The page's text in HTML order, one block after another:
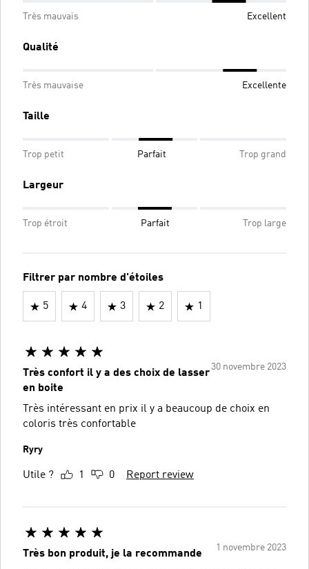
Très mauvais Excellent
Qualité
Très mauvaise Excellente
Taille
Trop petit Parfait Trop grand
Largeur
Trop étroit Parfait Trop large
Filtrer par nombre d'étoiles
5 4 3 2 1
30 novembre 2023
Très confort il y a des choix de lasser
en boite
Très intéressant en prix il y a beaucoup de choix en
coloris très confortable
Ryry
Utile ? 1 0 Report review
1 novembre 2023
Très bon produit, je la recommande